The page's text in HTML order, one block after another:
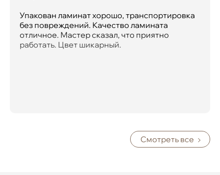
Упакован ламинат хорошо, транспортировка
без повреждений. Качество ламината
отличное. Мастер сказал, что приятно
работать. Цвет шикарный.
Смотреть все